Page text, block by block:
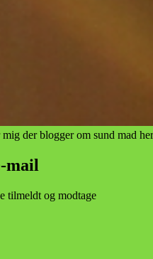
der blogger om sund mad
mail
tilmeldt og modtage